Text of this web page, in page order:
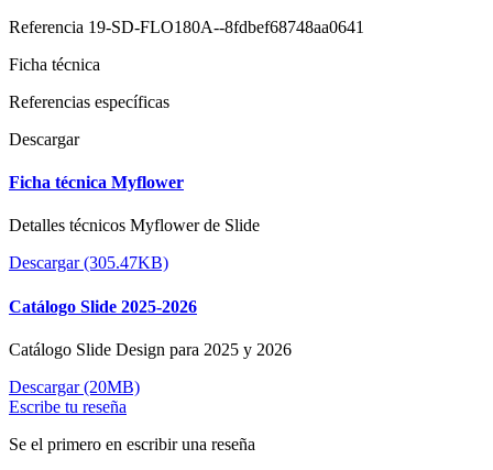
Referencia 19-SD-FLO180A--8fdbef68748aa0641
Ficha técnica
Referencias específicas
Descargar
Ficha técnica Myflower
Detalles técnicos Myflower de Slide
Descargar (305.47KB)
Catálogo Slide 2025-2026
Catálogo Slide Design para 2025 y 2026
Descargar (20MB)
Escribe tu reseña
Se el primero en escribir una reseña